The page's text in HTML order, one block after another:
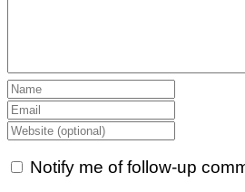
Notify me of follow-up